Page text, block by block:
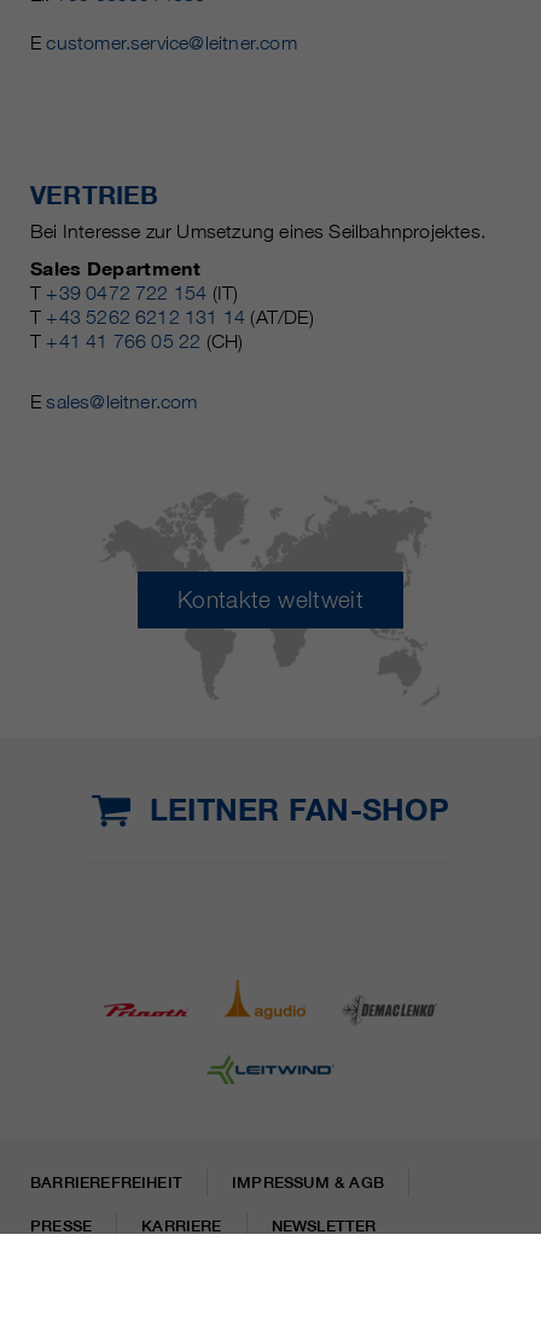
Ecustomer.service@leitner.com
VERTRIEB
Bei Interesse zur Umsetzung eines Seilbahnprojektes.
Sales Department
T +39 0472 722 154 (IT)
T +43 5262 6212 131 14 (AT/DE)
T +41 41 766 05 22 (CH)
Esales@leitner.com
Kontakte weltweit
LEITNER FAN-SHOP
BARRIEREFREIHEIT IMPRESSUM & AGB
PRESSE KARRIERE NEWSLETTER